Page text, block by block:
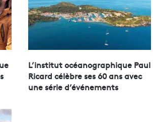
L’institut océanographique Paul
Ricard célèbre ses 60 ans avec
une série d’événements